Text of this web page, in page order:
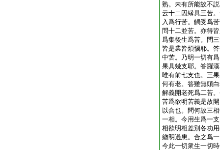
熟。未有所能故不
云十二因縁具三苦
入爲行苦。觸受爲
問十二並苦。亦得
爲集後生爲苦。問
皆是業皆煩惱耶。
中苦。乃明一切有
果具幾支耶。答羅
唯有前七支也。三
何有老。答雖無頭
解義開老死爲二苦
苦爲欲明苦義是故
以合也。問何故三
一相。今用生爲一
相欲明相差別各功
總明過患。合之爲
今此一切衆生一切